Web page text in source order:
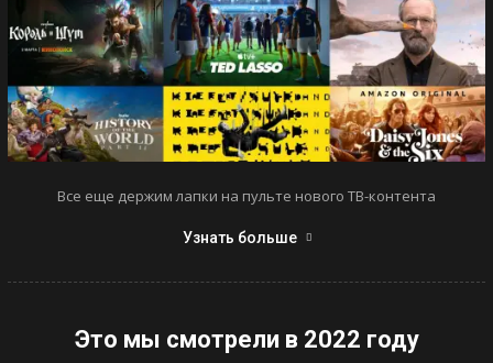
Все еще держим лапки на пульте нового ТВ-контента
Узнать больше
Это мы смотрели в 2022 году